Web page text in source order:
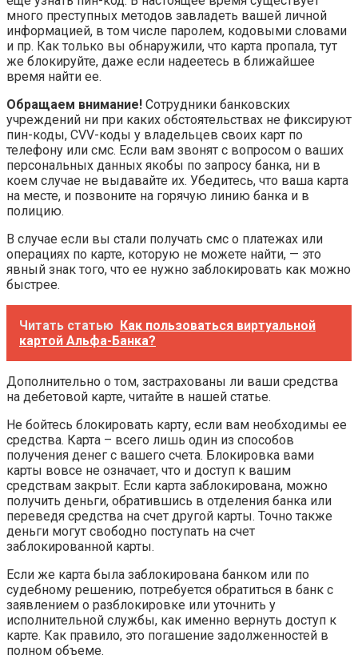
много преступных методов завладеть вашей личной
информацией, в том числе паролем, кодовыми словами
и пр. Как только вы обнаружили, что карта пропала, тут
же блокируйте, даже если надеетесь в ближайшее
время найти ее.
Обращаем внимание! Сотрудники банковских
учреждений ни при каких обстоятельствах не фиксируют
пин-коды, CVV-коды у владельцев своих карт по
телефону или смс. Если вам звонят с вопросом о ваших
персональных данных якобы по запросу банка, ни в
коем случае не выдавайте их. Убедитесь, что ваша карта
на месте, и позвоните на горячую линию банка и в
полицию.
В случае если вы стали получать смс о платежах или
операциях по карте, которую не можете найти, — это
явный знак того, что ее нужно заблокировать как можно
быстрее.
Читать статью Как пользоваться виртуальной
картой Альфа-Банка?
Дополнительно о том, застрахованы ли ваши средства
на дебетовой карте, читайте в нашей статье.
Не бойтесь блокировать карту, если вам необходимы ее
средства. Карта – всего лишь один из способов
получения денег с вашего счета. Блокировка вами
карты вовсе не означает, что и доступ к вашим
средствам закрыт. Если карта заблокирована, можно
получить деньги, обратившись в отделения банка или
переведя средства на счет другой карты. Точно также
деньги могут свободно поступать на счет
заблокированной карты.
Если же карта была заблокирована банком или по
судебному решению, потребуется обратиться в банк с
заявлением о разблокировке или уточнить у
исполнительной службы, как именно вернуть доступ к
карте. Как правило, это погашение задолженностей в
полном объеме.